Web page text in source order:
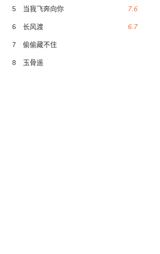
7.6
5 当我飞奔向你
6.7
6 长风渡
7 偷偷藏不住
8 玉骨遥